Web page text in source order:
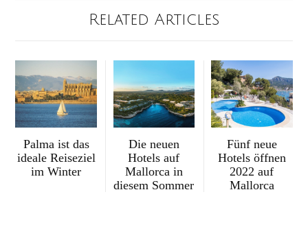
Related Articles
Palma ist das
ideale Reiseziel
im Winter
Die neuen
Hotels auf
Mallorca in
diesem Sommer
Fünf neue
Hotels öffnen
2022 auf
Mallorca